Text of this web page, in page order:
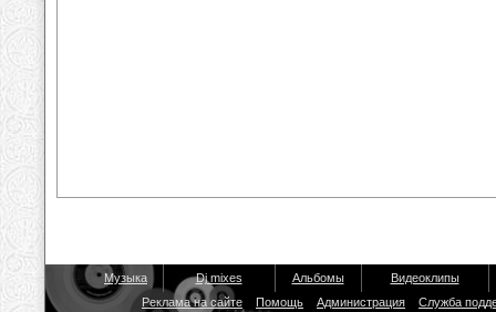
Музыка Dj mixes Альбомы
Видеоклипы
Реклама на сайте
Помощь Администрация Служба